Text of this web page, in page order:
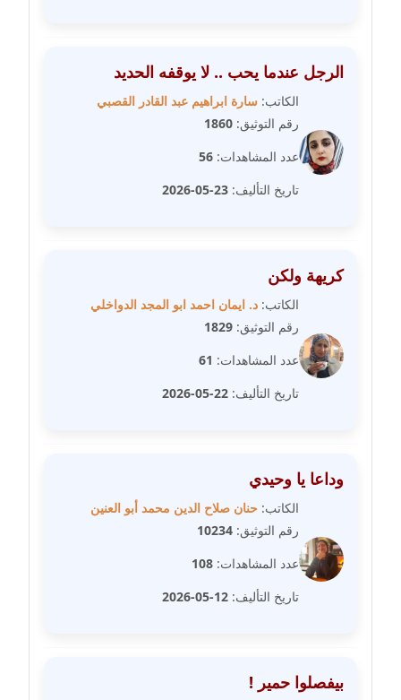
عاملة
مدونة غازي جابر
عاملة
مدونة فاطمة البسريني
مدونة فاطمة حجازي
مدونة فيرا زولوتاريفا
مدونة كريمان سالم
مدونة كنوز صلاح
الرجل عندما يحب .. لا يوقفه الحديد
الكاتب: سارة ابراهيم عبد القادر القصبي
رقم التوثيق: 1860
عدد المشاهدات: 56
تاريخ التأليف: 23-05-2026
كريهة ولكن
الكاتب: د. ايمان احمد ابو المجد الدواخلي
رقم التوثيق: 1829
عدد المشاهدات: 61
تاريخ التأليف: 22-05-2026
وداعا يا وحيدي
الكاتب: حنان صلاح الدين محمد أبو العنين
رقم التوثيق: 10234
عدد المشاهدات: 108
تاريخ التأليف: 12-05-2026
بيفصلوا حمير !